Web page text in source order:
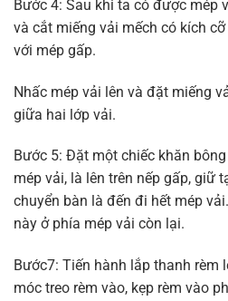
Bước 4: Sau khi ta có được mép
và cắt miếng vải mếch có kích
với mép gấp.
Nhấc mép vải lên và đặt miếng
giữa hai lớp vải.
Bước 5: Đặt một chiếc khăn
mép vải, là lên trên nếp gấp, giữ
chuyển bàn là đến đi hết mép
này ở phía mép vải còn lại.
Bước7: Tiến hành lắp thanh rèm
móc treo rèm vào, kẹp rèm vào